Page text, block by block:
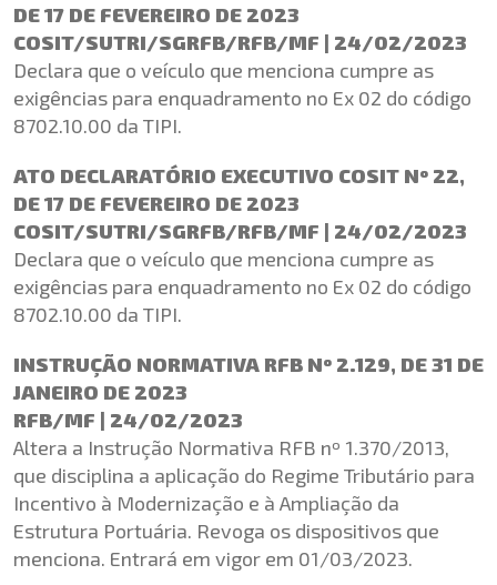
DE 17 DE FEVEREIRO DE 2023
COSIT/SUTRI/SGRFB/RFB/MF | 24/02/2023
Declara que o veículo que menciona cumpre as
exigências para enquadramento no Ex 02 do código
8702.10.00 da TIPI.
ATO DECLARATÓRIO EXECUTIVO COSIT Nº 22,
DE 17 DE FEVEREIRO DE 2023
COSIT/SUTRI/SGRFB/RFB/MF | 24/02/2023
Declara que o veículo que menciona cumpre as
exigências para enquadramento no Ex 02 do código
8702.10.00 da TIPI.
INSTRUÇÃO NORMATIVA RFB Nº 2.129, DE 31 DE
JANEIRO DE 2023
RFB/MF | 24/02/2023
Altera a Instrução Normativa RFB nº 1.370/2013,
que disciplina a aplicação do Regime Tributário para
Incentivo à Modernização e à Ampliação da
Estrutura Portuária. Revoga os dispositivos que
menciona. Entrará em vigor em 01/03/2023.